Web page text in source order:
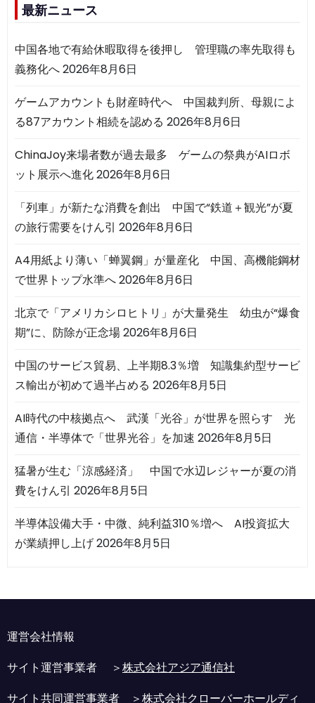
最新ニュース
中国各地で有給休暇取得を後押し 管理職の率先取得も
義務化へ2026年8月6日
ゲームアカウントも財産時代へ 中国裁判所、母親によ
る87アカウント相続を認める 2026年8月6日
ChinaJoy来場者数が過去最多 ゲームの祭典がAIロボ
ット展示へ進化2026年8月6日
「列車」が新たな消費を創出 中国で“鉄道＋観光”が夏
の旅行需要をけん引 2026年8月6日
A4用紙より薄い「蝉翼鋼」が量産化 中国、高機能鋼材
で世界トップ水準へ2026年8月6日
北京で「アメリカシロヒトリ」が大量発生 幼虫が“爆食
期”に、防除が正念場2026年8月6日
中国のサービス貿易、上半期8.3％増 知識集約型サービ
ス輸出が初めて過半占める 2026年8月5日
AI時代の中核拠点へ 武漢「光谷」が世界を照らす 光
通信・半導体で「世界光谷」を加速 2026年8月5日
猛暑が生む「涼感経済」 中国で水辺レジャーが夏の消
費をけん引 2026年8月5日
半導体設備大手・中微、純利益310％増へ AI投資拡大
が業績押し上げ2026年8月5日
運営会社情報
サイト運営事業者 ＞株式会社アジア通信社
サイト共同運営事業者 ＞株式会社クローバーホールディ